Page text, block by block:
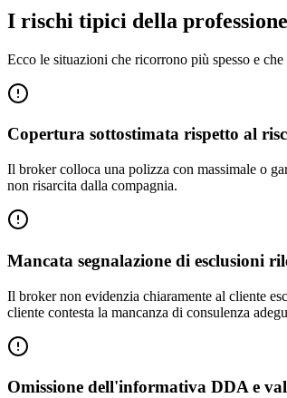
I rischi tipici della professione
Ecco le situazioni che ricorrono più spesso e
Copertura sottostimata rispetto al
Il broker colloca una polizza con massimale o
non risarcita dalla compagnia.
Mancata segnalazione di esclusioni
Il broker non evidenzia chiaramente al cliente
cliente contesta la mancanza di consulenza
Omissione dell'informativa DDA e